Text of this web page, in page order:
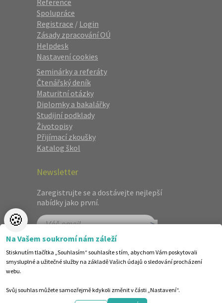
Reference
Spolupráce
Registrace / Login
Zásady zpracování OÚ
Helpdesk
Nastavení cookies
Seminárky a referáty
Čtenářský deník
Maturitní otázky
Diplomky a bakalářky
Studijní podklady
Životopisy
Přijímací zkoušky
Katalog škol
Newsletter
Zaregistrujte se a dostávejte nejlepší
nabídky jako první.
©1998-2026 Centrum vzdělávání AMOS. Vytvořilo ANAWE.
🍪
Na Vašem soukromí nám záleží
Stisknutím tlačítka „Souhlasím“ souhlasíte s tím, abychom Vám poskytovali
smysluplné a užitečné služby na základě Vašich údajů o sledování procházení
webu.
Svůj souhlas můžete samozřejmě kdykoli změnit v části „Nastavení“.